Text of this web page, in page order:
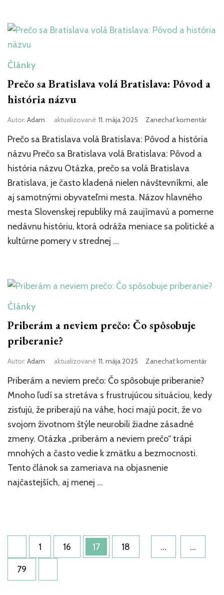
Články
Prečo sa Bratislava volá Bratislava: Pôvod a
história názvu
Autor: Adam aktualizované 11. mája 2025 Zanechať komentárk
Prečo
názvu
Prečo sa Bratislava volá Bratislava: Pôvod a história
názvu Prečo sa Bratislava volá Bratislava: Pôvod a
história názvu Otázka, prečo sa volá Bratislava
Bratislava, je často kladená nielen návštevníkmi, ale
aj samotnými obyvateľmi mesta. Názov hlavného
mesta Slovenskej republiky má zaujímavú a pomerne
nedávnu históriu, ktorá odráža meniace sa politické a
kultúrne pomery v strednej …
Články
Priberám a neviem prečo: Čo spôsobuje
priberanie?
Autor: Adam aktualizované 11. mája 2025 Zanechať komentárk
a
Priberám a neviem prečo: Čo spôsobuje priberanie?
Mnoho ľudí sa stretáva s frustrujúcou situáciou, kedy
zisťujú, že priberajú na váhe, hoci majú pocit, že vo
svojom životnom štýle neurobili žiadne zásadné
zmeny. Otázka „priberám a neviem prečo“ trápi
mnohých a často vedie k zmätku a bezmocnosti.
Tento článok sa zameriava na objasnenie
najčastejších, aj menej …
Stránkovanie
príspevkov
Stránka
1 …
Stránka
16 Stránka
17 Stránka
18
…
Stránka
79